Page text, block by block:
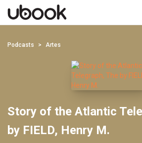
Podcasts Artes
Story of the Atlantic
by FIELD, Henry M.